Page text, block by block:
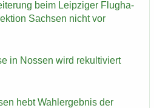
beim Leip­zi­ger Flug­ha­
Sach­sen nicht vor
in Nos­sen wird re­kul­ti­viert
hebt Wahl­er­geb­nis der